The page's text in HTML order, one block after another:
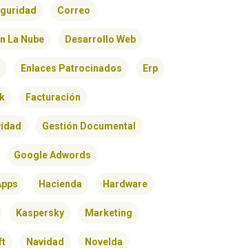
Correo
La Nube Desarrollo Web
Enlaces Patrocinados Erp
Facturación
Gestión Documental
Google Adwords
Hacienda Hardware
Kaspersky Marketing
Navidad Novelda